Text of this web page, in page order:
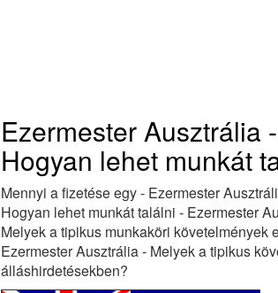
Ezermester Ausztrália
Hogyan lehet munkát
Mennyi a fizetése egy - Ezermester
Hogyan lehet munkát találni - Ezermester
Melyek a tipikus munkaköri követelmények
Ezermester Ausztrália - Melyek a tipikus
álláshirdetésekben?